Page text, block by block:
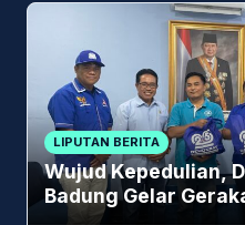
LIPUTAN BERITA
Wujud Kepedulian,
Badung Gelar